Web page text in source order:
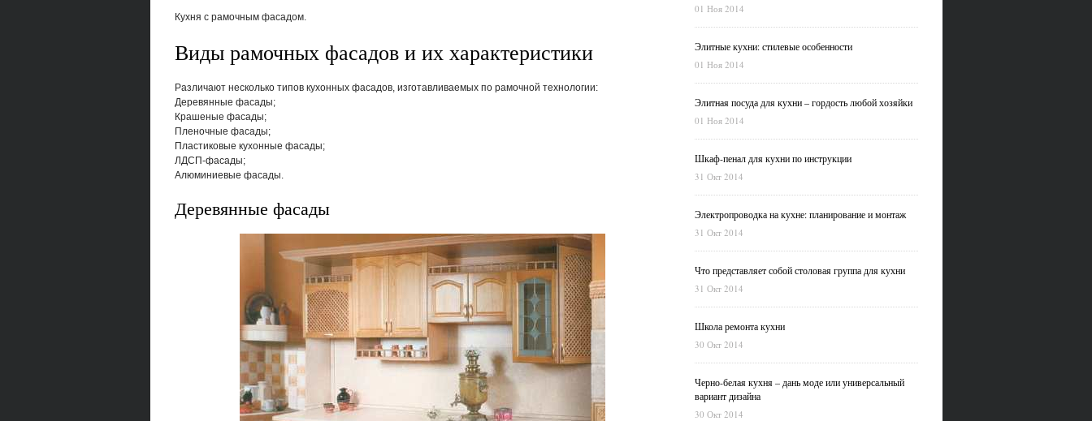
Кухня с рамочным фасадом.
Виды рамочных фасадов и их характеристики
Различают несколько типов кухонных фасадов, изготавливаемых по рамочной технологии:
Деревянные фасады;
Крашеные фасады;
Пленочные фасады;
Пластиковые кухонные фасады;
ЛДСП-фасады;
Алюминиевые фасады.
Деревянные фасады
01 Ноя 2014
Элитные кухни: стилевые особенности
01 Ноя 2014
Элитная посуда для кухни – гордость любой хозяйки
01 Ноя 2014
Шкаф-пенал для кухни по инструкции
31 Окт 2014
Электропроводка на кухне: планирование и монтаж
31 Окт 2014
Что представляет собой столовая группа для кухни
31 Окт 2014
Школа ремонта кухни
30 Окт 2014
Черно-белая кухня – дань моде или универсальный
вариант дизайна
30 Окт 2014